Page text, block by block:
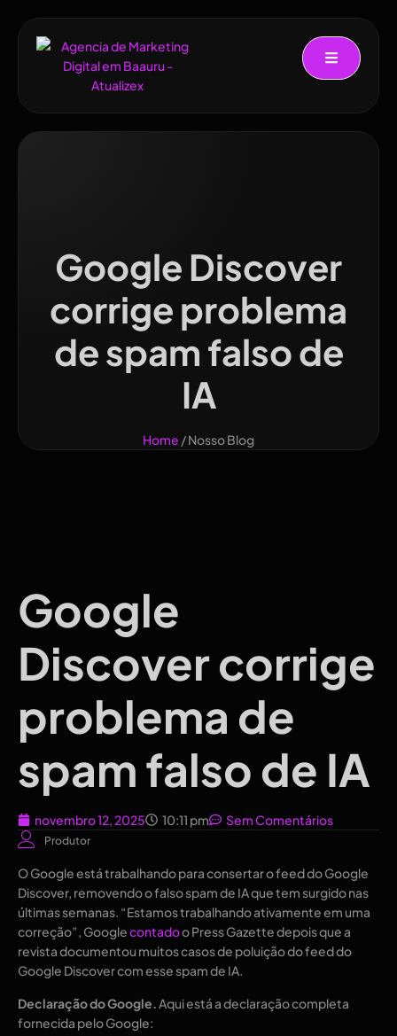
Google Discover
corrige problema
de spam falso de
IA
Home / Nosso Blog
Google
Discover corrige
problema de
spam falso de IA
novembro 12, 2025 10:11 pm Sem Comentários
Produtor
O Google está trabalhando para consertar o feed do Google
Discover, removendo o falso spam de IA que tem surgido nas
últimas semanas. “Estamos trabalhando ativamente em uma
correção”, Googlecontadoo Press Gazette depois que a
revista documentou muitos casos de poluição do feed do
Google Discover com esse spam de IA.
Declaração do Google.Aqui está a declaração completa
fornecida pelo Google: